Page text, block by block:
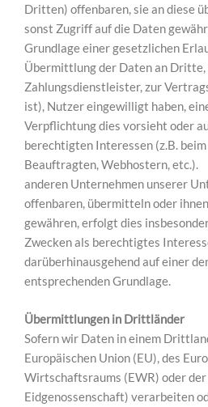
Dritten) offenbaren, sie an diese
sonst Zugriff auf die Daten
Grundlage einer gesetzlichen
Übermittlung der Daten an Dritte,
Zahlungsdienstleister, zur
ist), Nutzer eingewilligt haben,
Verpflichtung dies vorsieht oder
berechtigten Interessen (z.B.
Beauftragten, Webhostern,
anderen Unternehmen unserer
offenbaren, übermitteln oder
gewähren, erfolgt dies
Zwecken als berechtigtes
darüberhinausgehend auf einer
entsprechenden Grundlage.
Übermittlungen in Drittländer
Sofern wir Daten in einem
Europäischen Union (EU), des
Wirtschaftsraums (EWR) oder der
Eidgenossenschaft) verarbeiten